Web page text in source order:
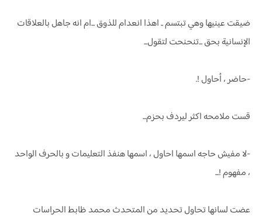
ضيقت عينيها وهي تبتسم .. اهذا انعدام للذوق ...ام انه جاهل بالعلاقات
الإنسانية بحق ...تنحنحت لتقول...
-حاضر ، أحاول !.
قست ملامحه اكثر ليردف بحزم...
-لا مفيش حاجه اسمها احاول ، اسمها هنفذ التعليمات و بالحرف الواحد
، مفهوم !...
عضت لسانها تحاول تحديد من المتحدث محمد ظابط الحراسات